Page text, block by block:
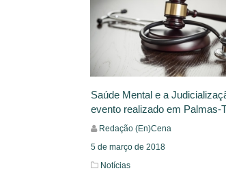
Saúde Mental e a
evento realizado em Palmas-
Redação (En)Cena
5 de março de 2018
Notícias